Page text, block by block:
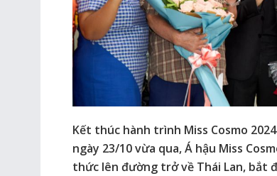
Kết thúc hành trình Miss Cosmo
ngày 23/10 vừa qua, Á hậu Miss
thức lên đường trở về Thái Lan, bắt